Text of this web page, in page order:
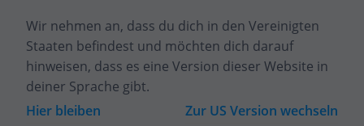
Wir nehmen an, dass du dich in den Vereinigten
Staaten befindest und möchten dich darauf
hinweisen, dass es eine Version dieser Website in
deiner Sprache gibt.
Hier bleiben
Zur US Version wechseln